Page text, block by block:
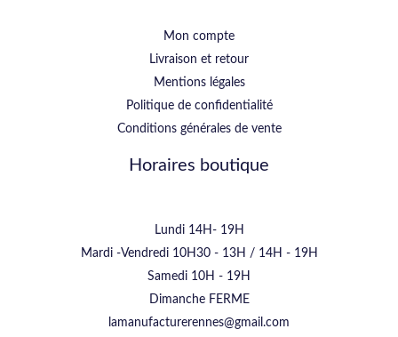
Mon compte
Livraison et retour
Mentions légales
Politique de confidentialité
Conditions générales de vente
Horaires boutique
Lundi 14H- 19H
Mardi -Vendredi 10H30 - 13H / 14H - 19H
Samedi 10H - 19H
Dimanche FERME
lamanufacturerennes@gmail.com